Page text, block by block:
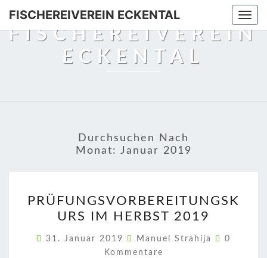
Skip
content
FISCHEREIVEREIN ECKENTAL
FISCHEREIVEREIN
ECKENTAL
Durchsuchen Nach
Monat: Januar 2019
IM
HERBST
2019
PRÜFUNGSVORBEREITUNGSK
URS IM HERBST 2019
31. Januar 2019 Manuel Strahija
0
Kommentare